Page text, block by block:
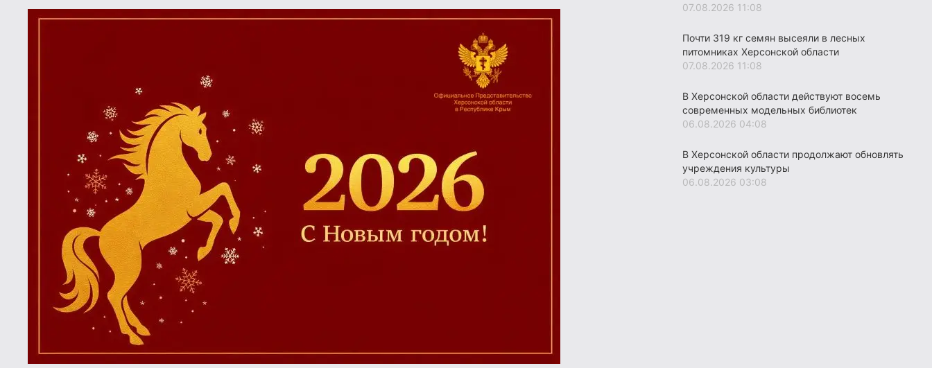
07.08.2026 11:08
Почти 319 кг семян высеяли в лесных
питомниках Херсонской области
07.08.2026 11:08
В Херсонской области действуют восемь
современных модельных библиотек
06.08.2026 04:08
В Херсонской области продолжают обновлять
учреждения культуры
06.08.2026 03:08